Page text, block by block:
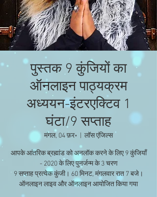
पुस्तक 9 कुंजियों का
ऑनलाइन पाठ्यक्रम
अध्ययन-इंटरएक्टिव 1
घंटा/9 सप्ताह
मंगल, 04 फ़र॰ लॉस एंजिल्स
आपके आंतरिक ब्रह्मांड को अनलॉक करने के लिए 9 कुंजियाँ
- 2020 के लिए पुनर्जन्म के 3 चरण
9 सप्ताह प्रत्येक कुंजी। 60 मिनट, मंगलवार रात 7 बजे।
ऑनलाइन लाइव और ऑनलाइन आयोजित किया गया